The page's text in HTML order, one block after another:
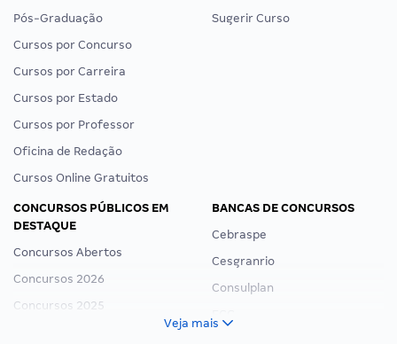
Pós-Graduação
Cursos por Concurso
Cursos por Carreira
Cursos por Estado
Cursos por Professor
Oficina de Redação
Cursos Online Gratuitos
Sugerir Curso
CONCURSOS PÚBLICOS EM
DESTAQUE
Concursos Abertos
Concursos 2026
Concursos 2025
BANCAS DE CONCURSOS
Cebraspe
Cesgranrio
Consulplan
Veja mais